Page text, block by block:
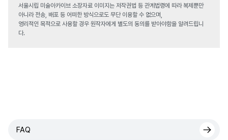
서울시립 미술아카이브 소장자료 이미지는 저작권법 등 관계법령에 따라 복제뿐만
아니라 전송, 배포 등 어떠한 방식으로도 무단 이용할 수 없으며,
영리적인 목적으로 사용할 경우 원작자에게 별도의 동의를 받아야함을 알려드립니
다.
FAQ